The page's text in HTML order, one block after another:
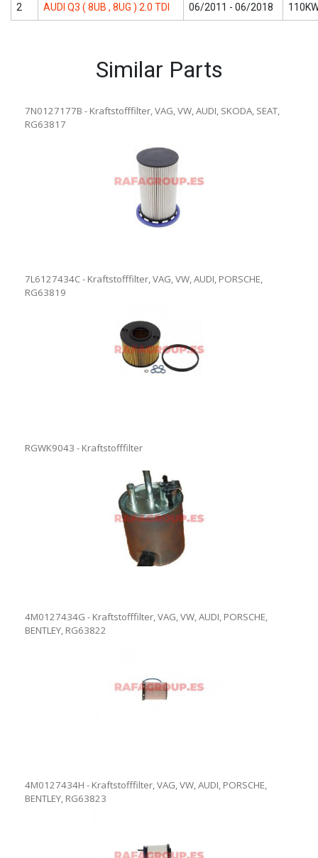
2 AUDI Q3 ( 8UB , 8UG ) 2.0 TDI 06/2011 - 06/2018
Similar Parts
7N0127177B - Kraftstofffilter, VAG, VW, AUDI, SKODA, SEAT,
RG63817
7L6127434C - Kraftstofffilter, VAG, VW, AUDI, PORSCHE,
RG63819
RGWK9043 - Kraftstofffilter
4M0127434G - Kraftstofffilter, VAG, VW, AUDI, PORSCHE,
BENTLEY, RG63822
4M0127434H - Kraftstofffilter, VAG, VW, AUDI, PORSCHE,
BENTLEY, RG63823